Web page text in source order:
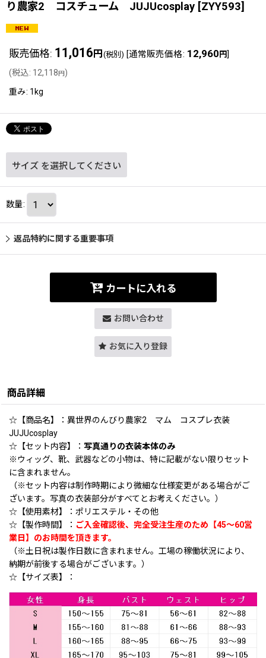
り農家2 コスチューム JUJUcosplay [ZYY593]
販売価格: 11,016 円 (税別) [通常販売価格: 12,960 円]
(税込: 12,118円)
重み: 1kg
サイズ を選択してください
数量:
返品特約に関する重要事項
カートに入れる
お問い合わせ
お気に入り登録
商品詳細
☆【商品名】：異世界のんびり農家2 マム コスプレ衣装
JUJUcosplay
☆【セット内容】： 写真通りの衣装本体のみ
※ウィッグ、靴、武器などの小物は、特に記載がない限りセット
に含まれません。
（※セット内容は制作時期により微細な仕様変更がある場合がご
ざいます。写真の衣装部分がすべてとお考えください。）
☆【使用素材】：ポリエステル・その他
☆【製作時間】： ご入金確認後、完全受注生産のため【45〜60営
業日】のお時間を頂きます。
（※土日祝は製作日数に含まれません。工場の稼働状況により、
納期が前後する場合がございます。）
☆【サイズ表】：